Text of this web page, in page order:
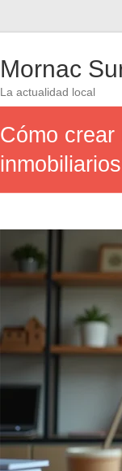
Mornac
La actualidad local
Cómo
inmobiliarios